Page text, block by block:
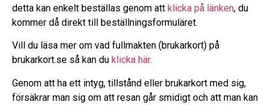
detta kan enkelt beställas genom att klicka på länken, du
kommer då direkt till beställningsformuläret.
Vill du läsa mer om vad fullmakten (brukarkort) på
brukarkort.se så kan du klicka här.
Genom att ha ett intyg, tillstånd eller brukarkort med sig,
försäkrar man sig om att resan går smidigt och att man kan